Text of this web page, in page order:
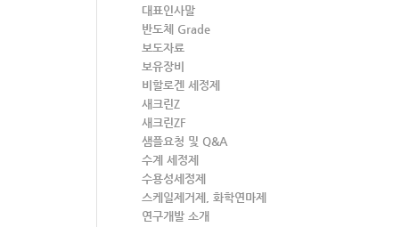
대표인사말
반도체 Grade
보도자료
보유장비
비할로겐 세정제
새크린Z
새크린ZF
샘플요청 및 Q&A
수계 세정제
수용성세정제
스케일제거제, 화학연마제
연구개발 소개